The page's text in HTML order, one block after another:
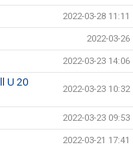
2022-03-28 11:11
2022-03-26
2022-03-23 14:06
U 20
2022-03-23 10:32
2022-03-23 09:53
2022-03-21 17:41